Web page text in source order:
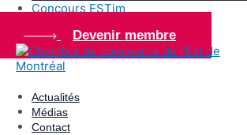
Concours ESTim
Devenir membre
Actualités
Médias
Contact